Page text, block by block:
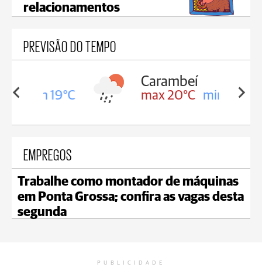
relacionamentos
PREVISÃO DO TEMPO
19°C
Carambeí
max 20°C min 19°C
EMPREGOS
Trabalhe como montador de máquinas
em Ponta Grossa; confira as vagas desta
segunda
PUBLICIDADE